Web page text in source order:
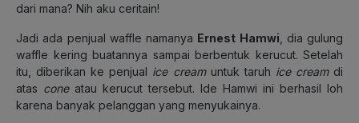
dari mana? Nih aku ceritain!
Jadi ada penjual waffle namanya Ernest Hamwi , dia gulung
waffle kering buatannya sampai berbentuk kerucut. Setelah
itu, diberikan ke penjual ice creamuntuk taruh ice creamdi
atas coneatau kerucut tersebut. Ide Hamwi ini berhasil loh
karena banyak pelanggan yang menyukainya.